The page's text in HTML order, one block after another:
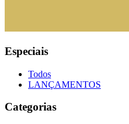
Especiais
Todos
LANÇAMENTOS
Categorias